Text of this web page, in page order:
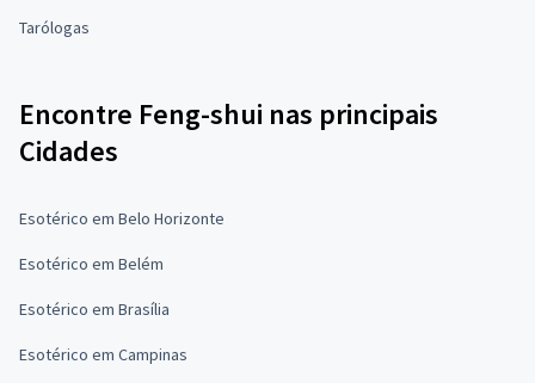
Tarólogas
Encontre Feng-shui nas principais
Cidades
Esotérico em Belo Horizonte
Esotérico em Belém
Esotérico em Brasília
Esotérico em Campinas